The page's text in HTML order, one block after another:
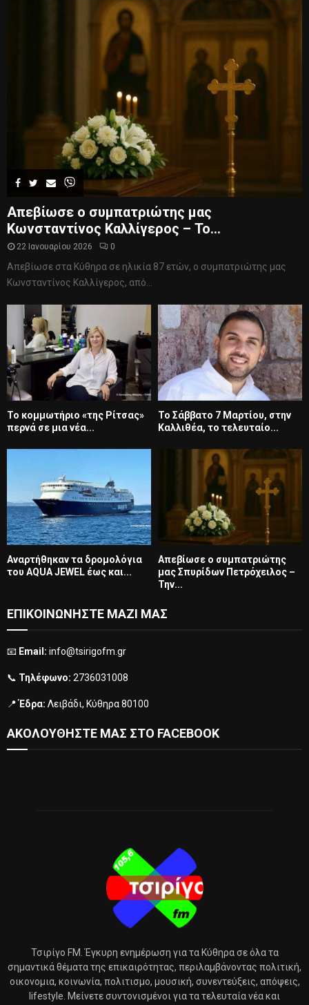
Απεβίωσε ο συμπατριώτης μας
Κωνσταντίνος Καλλίγερος – Το...
22 Ιανουαρίου 2026 0
Απεβίωσε στα Κύθηρα σε ηλικία 87 ετών, ο συμπατριώτης μας
Κωνσταντίνος Καλλίγερος, από...
Το κομμωτήριο «της Ρίτσας»
περνά σε μια νέα...
Το Σάββατο 7 Μαρτίου, στην
Καλλιθέα, το τελευταίο...
Αναρτήθηκαν τα δρομολόγια
του AQUA JEWEL έως και...
Απεβίωσε ο συμπατριώτης
μας Σπυρίδων Πετρόχειλος –
Την...
ΕΠΙΚΟΙΝΩΝΗΣΤΕ ΜΑΖΙ ΜΑΣ
📧 Email: info@tsirigofm.gr
📞 Τηλέφωνο: 2736031008
📍Έδρα: Λειβάδι, Κύθηρα 80100
ΑΚΟΛΟΥΘΗΣΤΕ ΜΑΣ ΣΤΟ FACEBOOK
Τσιρίγο FM. Έγκυρη ενημέρωση για τα Κύθηρα σε όλα τα
σημαντικά θέματα της επικαιρότητας, περιλαμβάνοντας πολιτική,
οικονομια, κοινωνία, πολιτισμο, μουσική, συνεντεύξεις, απόψεις,
lifestyle. Μείνετε συντονισμένοι για τα τελευταία νέα και